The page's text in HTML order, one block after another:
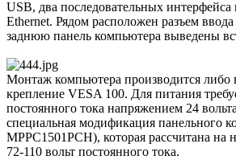
USB, два последовательных интерфейса
Ethernet. Рядом расположен разъем
заднюю панель компьютера выведены
Монтаж компьютера производится либо
крепление VESA 100. Для питания
постоянного тока напряжением 24
специальная модификация панельного
MPPC1501PCH), которая рассчитана на
72-110 вольт постоянного тока.